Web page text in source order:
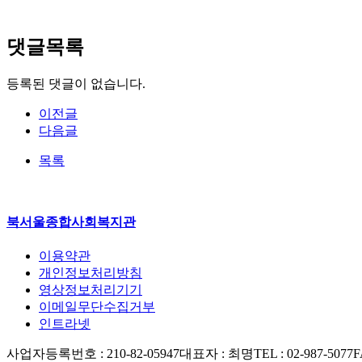
댓글목록
등록된 댓글이 없습니다.
이전글
다음글
목록
북서울종합사회복지관
이용약관
개인정보처리방침
영상정보처리기기
이메일무단수집거부
인트라넷
사업자등록번호 : 210-82-05947대표자 : 최명TEL : 02-987-5077